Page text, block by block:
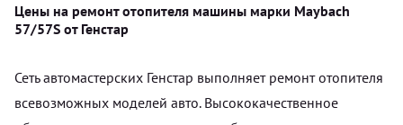
Цены на ремонт отопителя машины марки Maybach
57/57S от Генстар
Сеть автомастерских Генстар выполняет ремонт отопителя
всевозможных моделей авто. Высококачественное